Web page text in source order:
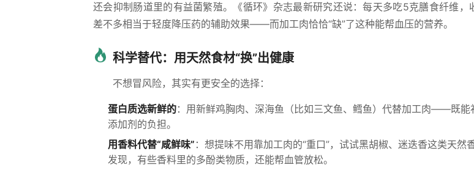
还会抑制肠道里的有益菌繁殖。《循环》杂志最新研究还说：每天多吃5克膳食纤维，
差不多相当于轻度降压药的辅助效果——而加工肉恰恰“缺”了这种能帮血压的营养。
科学替代：用天然食材“换”出健康
不想冒风险，其实有更安全的选择：
蛋白质选新鲜的：用新鲜鸡胸肉、深海鱼（比如三文鱼、鳕鱼）代替加工肉——既能
添加剂的负担。
用香料代替“咸鲜味” ：想提味不用靠加工肉的“重口”，试试黑胡椒、迷迭香这类天然
发现，有些香料里的多酚类物质，还能帮血管放松。